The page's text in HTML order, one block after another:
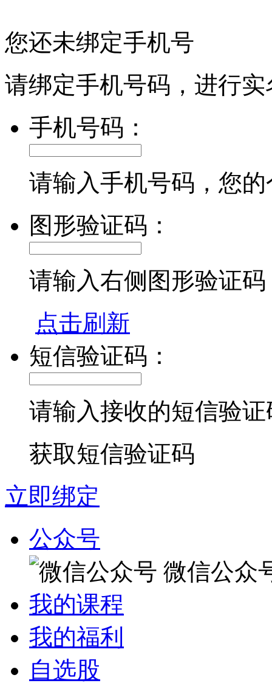
您还未绑定手机号
请绑定手机号码，进行
手机号码：
请输入手机号码，您
图形验证码：
请输入右侧图形验证码
点击刷新
短信验证码：
请输入接收的短信验证
获取短信验证码
立即绑定
公众号
微信公众
我的课程
我的福利
自选股